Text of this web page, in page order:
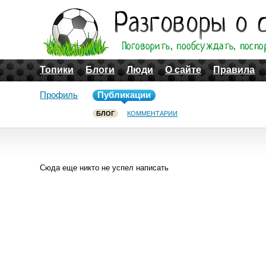
Топики Блоги Люди О сайте Правила
Профиль Публикации
БЛОГ КОММЕНТАРИИ
Сюда еще никто не успел написать